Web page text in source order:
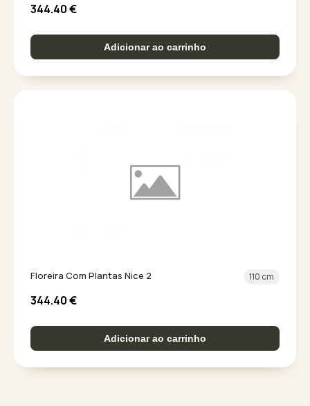
344.40€
Adicionar ao carrinho
Floreira Com Plantas Nice 2 110 cm
344.40€
Adicionar ao carrinho